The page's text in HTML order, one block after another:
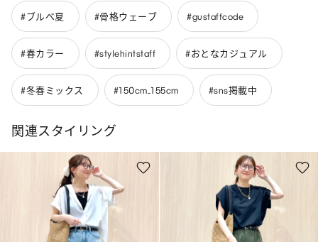
#ブルベ夏 #骨格ウェーブ #gustaffcode
#春カラー #stylehintstaff #おとなカジュアル
#冬春ミックス #150cm_155cm #sns掲載中
関連スタイリング